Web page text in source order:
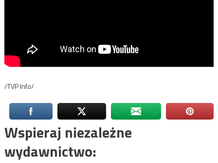
/TVP Info/
Wspieraj niezależne
wydawnictwo: